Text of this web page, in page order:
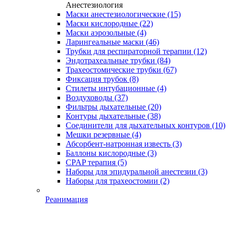
Анестезиология
Маски анестезиологические (15)
Маски кислородные (22)
Маски аэрозольные (4)
Ларингеальные маски (46)
Трубки для респираторной терапии (12)
Эндотрахеальные трубки (84)
Трахеостомические трубки (67)
Фиксация трубок (8)
Стилеты интубационные (4)
Воздуховоды (37)
Фильтры дыхательные (20)
Контуры дыхательные (38)
Соединители для дыхательных контуров (10)
Мешки резервные (4)
Абсорбент-натронная известь (3)
Баллоны кислородные (3)
CPAP терапия (5)
Наборы для эпидуральной анестезии (3)
Наборы для трахеостомии (2)
Реанимация